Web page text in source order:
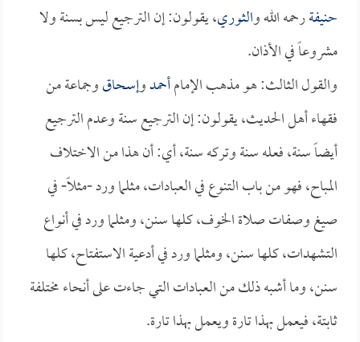
حنيفةرحمه الله والثوري، يقولون: إن الترجيع ليس بسنة ولا
مشروعاً في الأذان.
والقول الثالث: هو مذهب الإمامأحمدوإسحاقوجماعة من
فقهاء أهل الحديث، يقولون: إن الترجيع سنة وعدم الترجيع
أيضاً سنة، فعله سنة وتركه سنة، أي: أن هذا من الاختلاف
المباح، فهو من باب التنوع في العبادات، مثلما ورد -مثلاً- في
صيغ وصفات صلاة الخوف، كلها سنن، ومثلما ورد في أنواع
التشهدات، كلها سنن، ومثلما ورد في أدعية الاستفتاح، كلها
سنن، وما أشبه ذلك من العبادات التي جاءت على أنحاء مختلفة
ثابتة، فيعمل بهذا تارة ويعمل بهذا تارة.